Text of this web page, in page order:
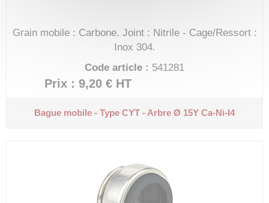
Grain mobile : Carbone. Joint : Nitrile - Cage/Ressort :
Inox 304.
Code article : 541281
Prix : 9,20 € HT
Bague mobile - Type CYT - Arbre Ø 15Y Ca-Ni-I4